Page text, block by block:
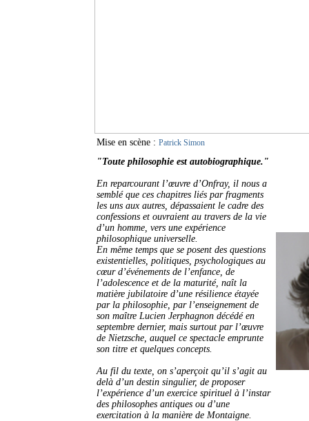
Mise en scène : Patrick Simon
"Toute philosophie est autobiographique."
En reparcourant l’œuvre d’Onfray, il nous a
semblé que ces chapitres liés par fragments
les uns aux autres, dépassaient le cadre des
confessions et ouvraient au travers de la vie
d’un homme, vers une expérience
philosophique universelle.
En même temps que se posent des questions
existentielles, politiques, psychologiques au
cœur d’événements de l’enfance, de
l’adolescence et de la maturité, naît la
matière jubilatoire d’une résilience étayée
par la philosophie, par l’enseignement de
son maître Lucien Jerphagnon décédé en
septembre dernier, mais surtout par l’œuvre
de Nietzsche, auquel ce spectacle emprunte
son titre et quelques concepts.
Au fil du texte, on s’aperçoit qu’il s’agit au
delà d’un destin singulier, de proposer
l’expérience d’un exercice spirituel à l’instar
des philosophes antiques ou d’une
exercitation à la manière de Montaigne.